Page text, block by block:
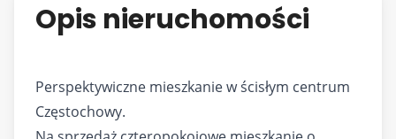
Opis nieruchomości
Perspektywiczne mieszkanie w ścisłym centrum
Częstochowy.